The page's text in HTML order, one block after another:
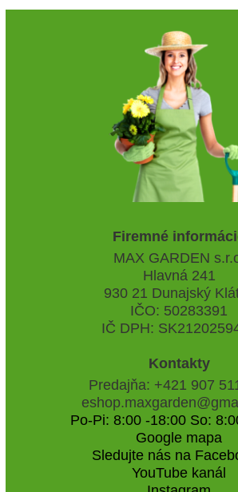
Firemné
MAX GARDEN
Hlavná 241
930 21 Dunajský
IČO: 50283391
IČ DPH:
Kontakty
Predajňa: +421 907
Po-Pi: 8:00 -18:00 So:
Google mapa
Sledujte nás na
YouTube kanál